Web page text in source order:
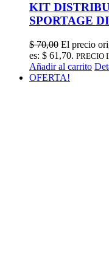
KIT
SPORTAGE
$70,00 El precio
es: $ 61,70. PRECIO
Añadir al carrito
OFERTA!